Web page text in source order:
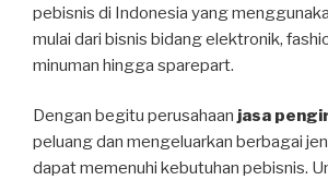
pebisnis di Indonesia yang
mulai dari bisnis bidang elektronik,
minuman hingga sparepart.
Dengan begitu perusahaan jasa
peluang dan mengeluarkan berbagai
dapat memenuhi kebutuhan pebisnis.